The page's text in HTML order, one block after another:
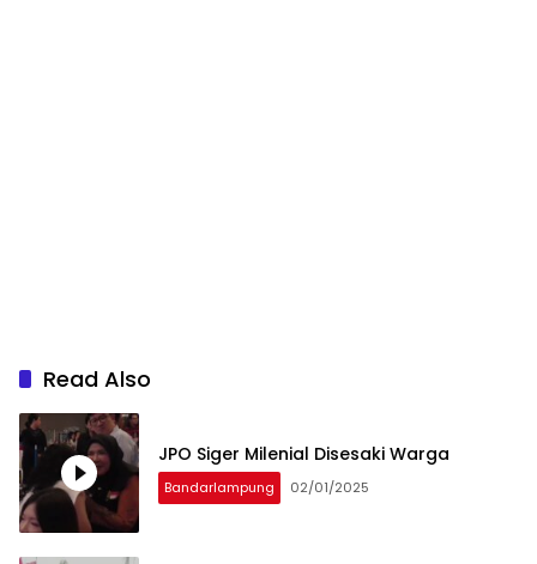
Read Also
JPO Siger Milenial Disesaki Warga
Bandarlampung 02/01/2025